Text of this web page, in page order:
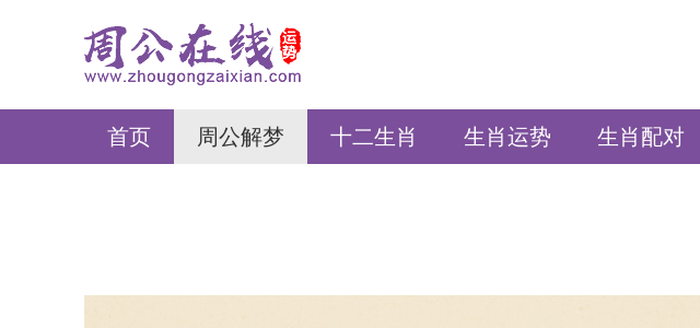
周公在线
首页 周公解梦 十二生肖 生肖运势 生肖配对